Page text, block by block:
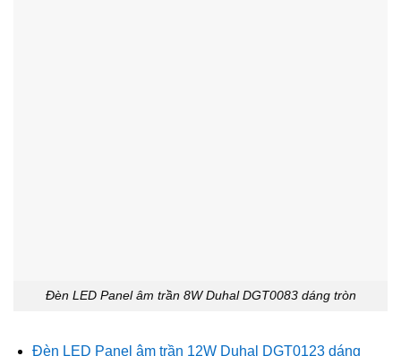
Đèn LED Panel âm trần 8W Duhal DGT0083 dáng tròn
Đèn LED Panel âm trần 12W Duhal DGT0123 dáng